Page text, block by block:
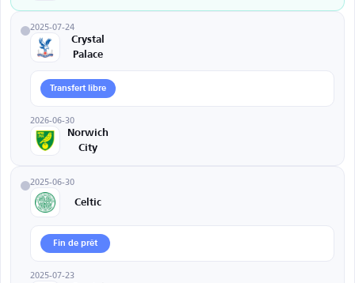
2025-07-24
Crystal
Palace
Transfert libre
2026-06-30
Norwich
City
2025-06-30
Celtic
Fin de prêt
2025-07-23